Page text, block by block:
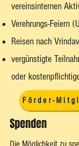
vereinsinternen
Verehrungs-Feiern
Reisen nach
vergünstigte
oder
Förder-
Spenden